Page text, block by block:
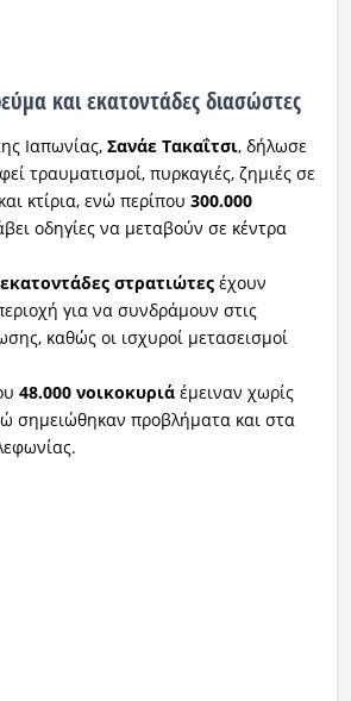
και εκατοντάδες διασώστες
Ιαπωνίας, Σανάε Τακαΐτσι, δήλωσε
τραυματισμοί, πυρκαγιές, ζημιές σε
κτίρια, ενώ περίπου 300.000
οδηγίες να μεταβούν σε κέντρα
εκατοντάδες στρατιώτεςέχουν
για να συνδράμουν στις
καθώς οι ισχυροί μετασεισμοί
48.000 νοικοκυριάέμειναν χωρίς
σημειώθηκαν προβλήματα και στα